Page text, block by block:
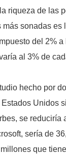
riqueza de las
sonadas
del 2%
al 3% de
hecho por
Unidos
se
sería de
que